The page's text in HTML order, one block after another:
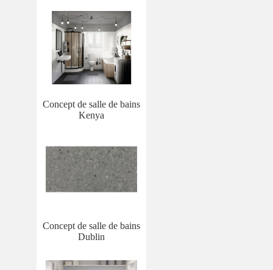
Concept de salle de bains
Kenya
Concept de salle de bains
Dublin